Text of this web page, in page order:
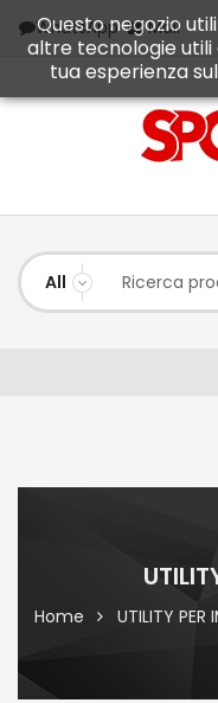
WhatsApp Mail
Home UTILITY PER
Questo negozio
altre tecnologie utili
tua esperienza